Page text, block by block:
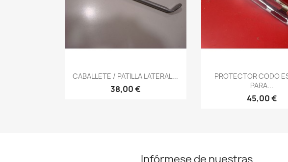
Vista rápida
CABALLETE / PATILLA LATERAL...
38,00 €
Vista
PROTECTOR CODO
PARA...
45,00 €